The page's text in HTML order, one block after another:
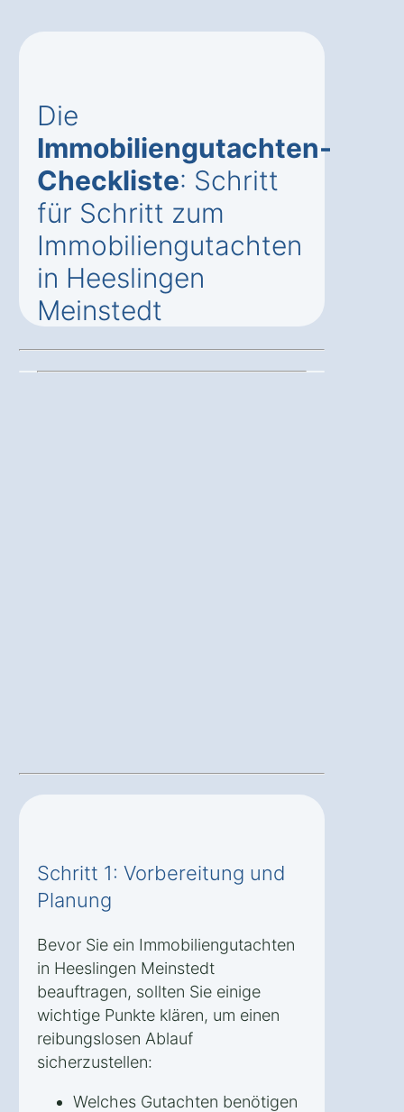
Die
Immobiliengutachten-
Checkliste: Schritt
für Schritt zum
Immobiliengutachten
in Heeslingen
Meinstedt
Schritt 1: Vorbereitung und
Planung
Bevor Sie ein Immobiliengutachten
in Heeslingen Meinstedt
beauftragen, sollten Sie einige
wichtige Punkte klären, um einen
reibungslosen Ablauf
sicherzustellen:
Welches Gutachten benötigen